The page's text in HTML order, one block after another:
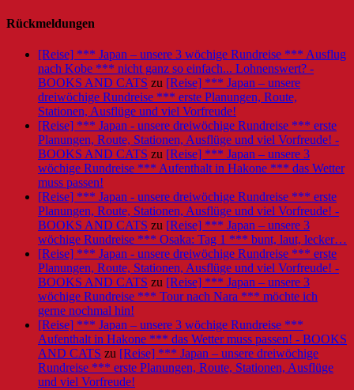
Rückmeldungen
[Reise] *** Japan – unsere 3 wöchige Rundreise *** Ausflug
nach Kobe *** nicht ganz so einfach... Lohnenswert? -
BOOKS AND CATS zu [Reise] *** Japan – unsere
dreiwöchige Rundreise *** erste Planungen, Route,
Stationen, Ausflüge und viel Vorfreude!
[Reise] *** Japan - unsere dreiwöchige Rundreise *** erste
Planungen, Route, Stationen, Ausflüge und viel Vorfreude! -
BOOKS AND CATS zu [Reise] *** Japan – unsere 3
wöchige Rundreise *** Aufenthalt in Hakone *** das Wetter
muss passen!
[Reise] *** Japan - unsere dreiwöchige Rundreise *** erste
Planungen, Route, Stationen, Ausflüge und viel Vorfreude! -
BOOKS AND CATS zu [Reise] *** Japan – unsere 3
wöchige Rundreise *** Osaka: Tag 1 *** bunt, laut, lecker…
[Reise] *** Japan - unsere dreiwöchige Rundreise *** erste
Planungen, Route, Stationen, Ausflüge und viel Vorfreude! -
BOOKS AND CATS zu [Reise] *** Japan – unsere 3
wöchige Rundreise *** Tour nach Nara *** möchte ich
gerne nochmal hin!
[Reise] *** Japan – unsere 3 wöchige Rundreise ***
Aufenthalt in Hakone *** das Wetter muss passen! - BOOKS
AND CATS zu [Reise] *** Japan – unsere dreiwöchige
Rundreise *** erste Planungen, Route, Stationen, Ausflüge
und viel Vorfreude!